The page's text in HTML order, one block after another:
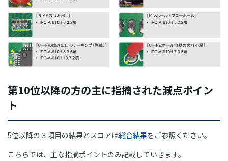
第10位以降の方の主に指摘された減点ポイン
ト
5位以降の３項目の結果とスコアは総合結果をご参照ください。
こちらでは、主な指摘ポイントのみ記載していきます。